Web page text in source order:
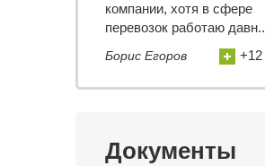
компании, хотя в сфере
перевозок работаю давн..
Борис Егоров +12
Документы